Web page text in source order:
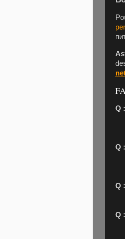
Q
Q
Q
Q